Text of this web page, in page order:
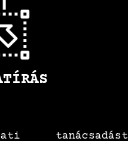
tanácsadást